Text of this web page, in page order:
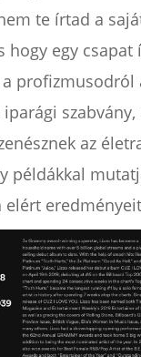
te írtad a
hogy egy csapat
profizmusodról
iparági
az
példákkal
elért